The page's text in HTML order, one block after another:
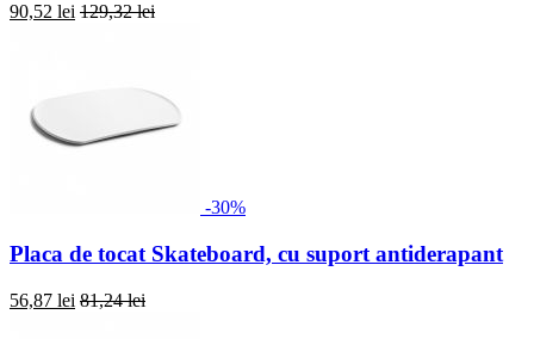
90,52 lei 129,32 lei
-30%
Placa de tocat Skateboard, cu suport antiderapant
56,87 lei 81,24 lei